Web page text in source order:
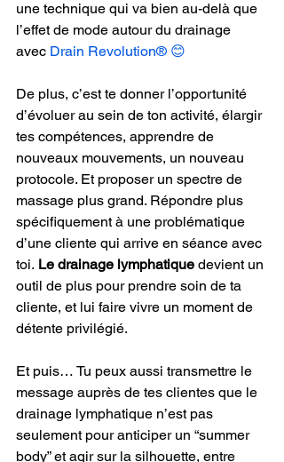
une technique qui va bien au-delà que
l’effet de mode autour du drainage
avec Drain Revolution® 😊
De plus, c’est te donner l’opportunité
d’évoluer au sein de ton activité, élargir
tes compétences, apprendre de
nouveaux mouvements, un nouveau
protocole. Et proposer un spectre de
massage plus grand. Répondre plus
spécifiquement à une problématique
d’une cliente qui arrive en séance avec
toi. Le drainage lymphatique devient un
outil de plus pour prendre soin de ta
cliente, et lui faire vivre un moment de
détente privilégié.
Et puis… Tu peux aussi transmettre le
message auprès de tes clientes que le
drainage lymphatique n’est pas
seulement pour anticiper un “summer
body” et agir sur la silhouette, entre